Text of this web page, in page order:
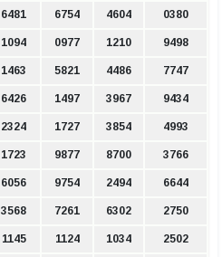
6481 6754 4604 0380
1094 0977 1210 9498
1463 5821 4486 7747
6426 1497 3967 9434
2324 1727 3854 4993
1723 9877 8700 3766
6056 9754 2494 6644
3568 7261 6302 2750
1145 1124 1034 2502